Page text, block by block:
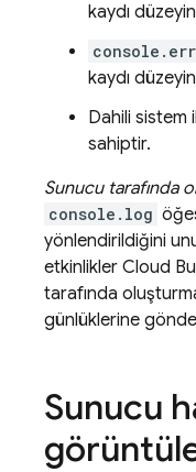
kaydı
kaydı
Dahili sistem
sahiptir.
Sunucu tarafında
console.log
yönlendirildiğini
etkinlikler Cloud
tarafında
günlüklerine
Sunucu